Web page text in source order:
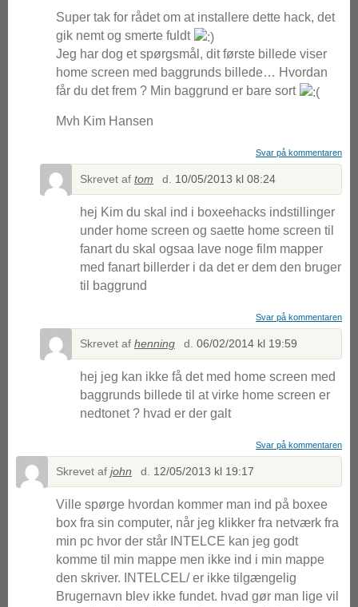
Super tak for rådet om at installere dette hack, det
gik nemt og smerte fuldt
Jeg har dog et spørgsmål, dit første billede viser
home screen med baggrunds billede… Hvordan
får du det frem ? Min baggrund er bare sort
Mvh Kim Hansen
Svar på kommentaren
Skrevet af tom d. 10/05/2013 kl 08:24
hej Kim du skal ind i boxeehacks indstillinger
under home screen og saette home screen til
fanart du skal ogsaa lave noge film mapper
med fanart billerder i da det er dem den bruger
til baggrund
Svar på kommentaren
Skrevet af henning d. 06/02/2014 kl 19:59
hej jeg kan ikke få det med home screen med
baggrunds billede til at virke home screen er
nedtonet ? hvad er der galt
Svar på kommentaren
Skrevet af john d. 12/05/2013 kl 19:17
Ville spørge hvordan kommer man ind på boxee
box fra sin computer, når jeg klikker fra netværk fra
min pc hvor der står INTELCE kan jeg godt
komme til min mappe men ikke ind i min mappe
den skriver. INTELCEL/ er ikke tilgængelig
Brugernavn blev ikke fundet. hvad gør man lige vil